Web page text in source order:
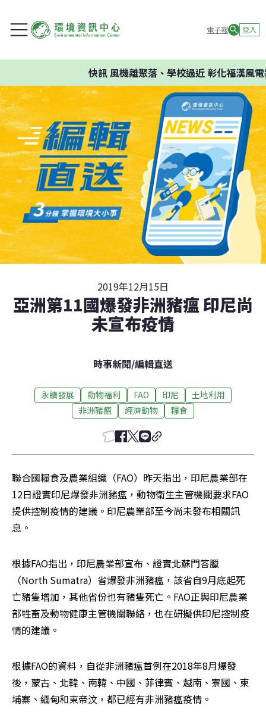
電子報 登入
快訊風機離聚落、學校過近 彰化福漢風電
2019年12月15日
亞洲第11國爆發非洲豬瘟 印尼尚
未宣布疫情
時事新聞/編輯直送
永續發展 動物福利 FAO 印尼
土地利用
非洲豬瘟
經濟動物 糧食
聯合國糧食及農業組織（FAO）昨天指出，印尼農業部在
12日證實印尼爆發非洲豬瘟，動物衛生主管機關要求FAO
提供控制疫情的建議。印尼農業部至今尚未發布相關訊
息。
根據FAO指出，印尼農業部宣布、證實北蘇門答臘
（North Sumatra）省爆發非洲豬瘟，該省自9月底起死
亡豬隻增加，其他省份也有豬隻死亡。FAO正與印尼農業
部牲畜及動物健康主管機關聯絡，也在研擬供印尼控制疫
情的建議。
根據FAO的資料，自從非洲豬瘟首例在2018年8月爆發
後，蒙古、北韓、南韓、中國、菲律賓、越南、寮國、柬
埔寨、緬甸和東帝汶，都已經有非洲豬瘟疫情。